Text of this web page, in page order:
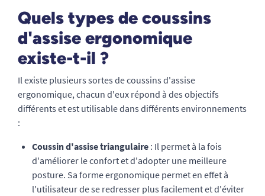
Quels types de coussins
d'assise ergonomique
existe-t-il ?
Il existe plusieurs sortes de coussins d'assise
ergonomique, chacun d'eux répond à des objectifs
différents et est utilisable dans différents environnements
:
Coussin d'assise triangulaire : Il permet à la fois
d'améliorer le confort et d'adopter une meilleure
posture. Sa forme ergonomique permet en effet à
l'utilisateur de se redresser plus facilement et d'éviter